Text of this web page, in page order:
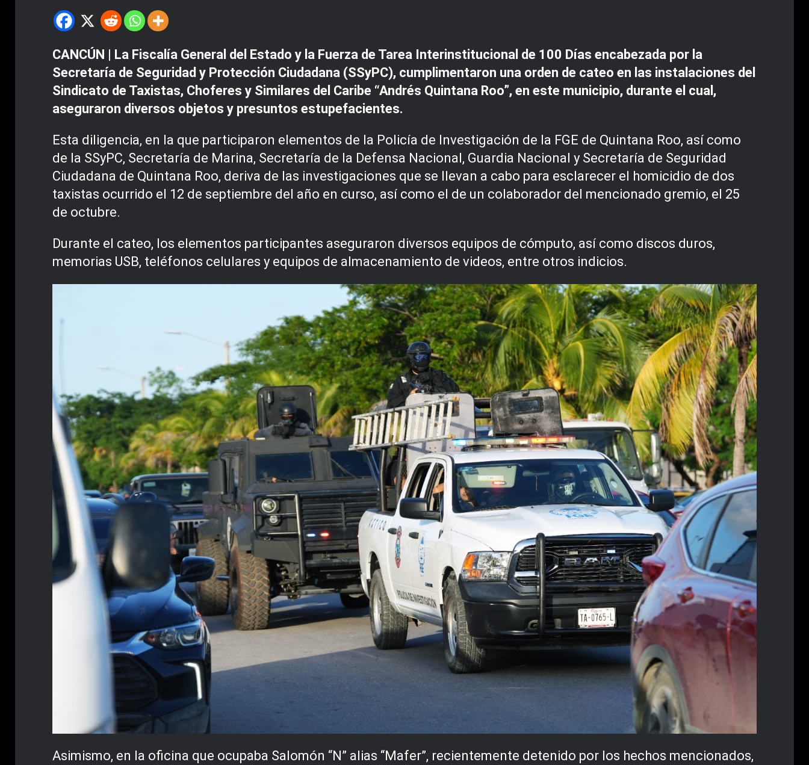
CANCÚN | La Fiscalía General del Estado y la Fuerza de Tarea Interinstitucional de 100 Días encabezada por la
Secretaría de Seguridad y Protección Ciudadana (SSyPC), cumplimentaron una orden de cateo en las instalaciones del
Sindicato de Taxistas, Choferes y Similares del Caribe “Andrés Quintana Roo”, en este municipio, durante el cual,
aseguraron diversos objetos y presuntos estupefacientes.
Esta diligencia, en la que participaron elementos de la Policía de Investigación de la FGE de Quintana Roo, así como
de la SSyPC, Secretaría de Marina, Secretaría de la Defensa Nacional, Guardia Nacional y Secretaría de Seguridad
Ciudadana de Quintana Roo, deriva de las investigaciones que se llevan a cabo para esclarecer el homicidio de dos
taxistas ocurrido el 12 de septiembre del año en curso, así como el de un colaborador del mencionado gremio, el 25
de octubre.
Durante el cateo, los elementos participantes aseguraron diversos equipos de cómputo, así como discos duros,
memorias USB, teléfonos celulares y equipos de almacenamiento de videos, entre otros indicios.
Asimismo, en la oficina que ocupaba Salomón “N” alias “Mafer”, recientemente detenido por los hechos mencionados,